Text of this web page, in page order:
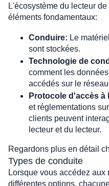
L'écosystème du lecteur
éléments fondamentaux:
Conduire: Le
sont stockées.
Technologie de
comment les
accédés sur le
Protocole d'accès à
et réglementations
clients peuvent
lecteur et du lecteur.
Regardons plus en détail
Types de conduite
Lorsque vous accédez
différentes options,